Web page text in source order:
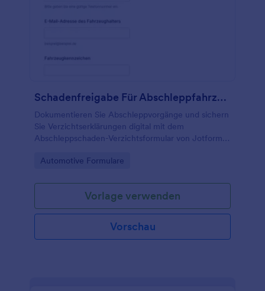
Schadenfreigabe Für Abschleppfahrzeug Und Bergungseinsätze Waiver
Dokumentieren Sie Abschleppvorgänge und sichern
Sie Verzichtserklärungen digital mit dem
Abschleppschaden-Verzichtsformular von Jotform,
Fuhrparkbetreiber.
Go to Category:
Automotive Formulare
Vorlage verwenden
Vorschau